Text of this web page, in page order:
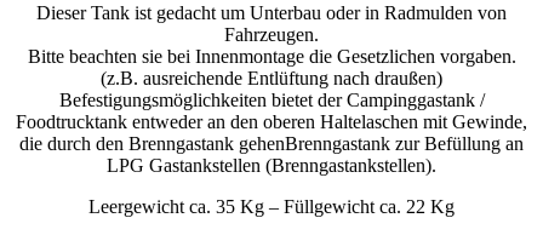
Dieser Tank ist gedacht um Unterbau oder in Radmulden von
Fahrzeugen.
Bitte beachten sie bei Innenmontage die Gesetzlichen vorgaben.
(z.B. ausreichende Entlüftung nach draußen)
Befestigungsmöglichkeiten bietet der Campinggastank /
Foodtrucktank entweder an den oberen Haltelaschen mit Gewinde,
die durch den Brenngastank gehenBrenngastank zur Befüllung an
LPG Gastankstellen (Brenngastankstellen).
Leergewicht ca. 35 Kg – Füllgewicht ca. 22 Kg